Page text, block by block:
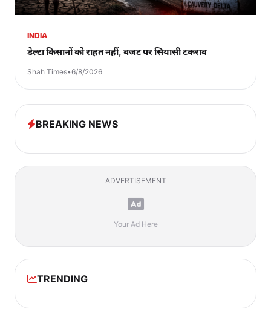
INDIA
डेल्टा किसानों को राहत नहीं, बजट पर सियासी टकराव
Shah Times•6/8/2026
BREAKING NEWS
ADVERTISEMENT
Your Ad Here
TRENDING